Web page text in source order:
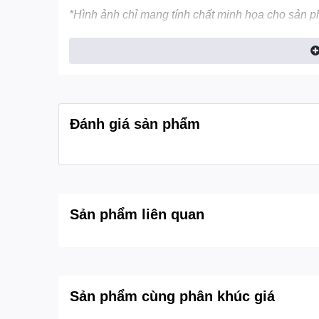
*Hình ảnh chỉ mang tính chất minh họa cho sản
Công nghệImage Enhancingquản lý và xử lý
với trí tuệ nhân tạo để mang đến cho bạn khung
Đánh giá sản phẩm
Sản phẩm liên quan
Sản phẩm cùng phân khúc giá